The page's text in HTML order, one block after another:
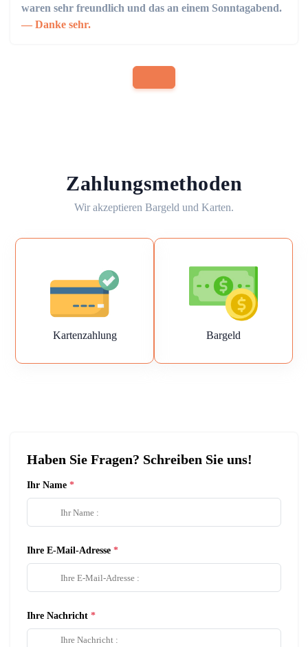
waren sehr freundlich und das an einem Sonntagabend.
Danke sehr.
Zahlungsmethoden
Wir akzeptieren Bargeld und Karten.
Kartenzahlung Bargeld
Haben Sie Fragen? Schreiben Sie uns!
Ihr Name
Ihre E-Mail-Adresse
Ihre Nachricht